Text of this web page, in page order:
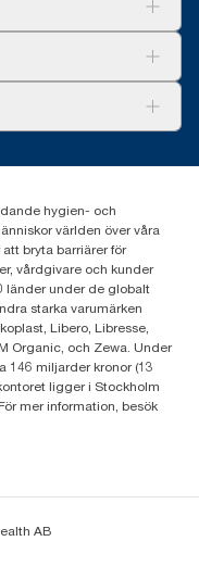
hygien- och
världen över våra
bryta barriärer för
vårdgivare och kunder
länder under de globalt
starka varumärken
Libero, Libresse,
Organic, och Zewa. Under
146 miljarder kronor (13
ligger i Stockholm
mer information, besök
AB